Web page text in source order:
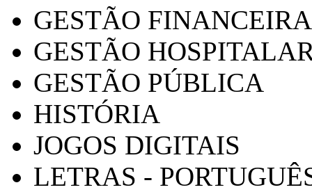
GESTÃO FINANCEIRA
GESTÃO
GESTÃO PÚBLICA
HISTÓRIA
JOGOS DIGITAIS
LETRAS -